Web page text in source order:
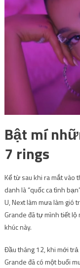
Bật mí
7 rings
Kể từ sau khi ra mắt vào
danh là “quốc ca tình
U, Next làm mưa làm gió
Grande đã tự mình tiết
khúc này.
Đầu tháng 12, khi mới
Grande đã có một buổi